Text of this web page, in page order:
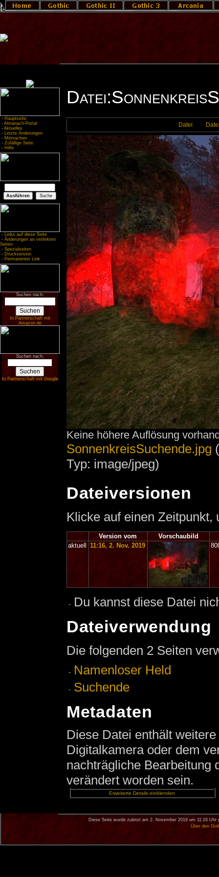
- Hauptseite
- Almanach-Portal
- Aktuelles
- Letzte Änderungen
- Mitmachen
- Zufällige Seite
- Hilfe
- Links auf diese Seite
- Änderungen an verlinkten
Seiten
- Spezialseiten
- Druckversion
- Permanenter Link
Suchen nach:
In Partnerschaft mit
Amazon.de
Suchen nach:
In Partnerschaft mit Google
Datei
Keine höhere Auflösung
SonnenkreisSuchende.jpg
Typ: image/jpeg)
Dateiversionen
Klicke auf einen
Version vom
Vorschaubild
aktuell
11:16, 2. Nov. 2019
Du kannst diese Datei
Dateiverwendung
Die folgenden 2 Seiten
Namenloser Held
Suchende
Metadaten
Diese Datei enthält
Digitalkamera oder dem
nachträgliche Bearbeitung
verändert worden sein.
Erweiterte Details einblenden
Diese Seite wurde zuletzt am 2. November 2019 um 11:16 Uhr
Über den